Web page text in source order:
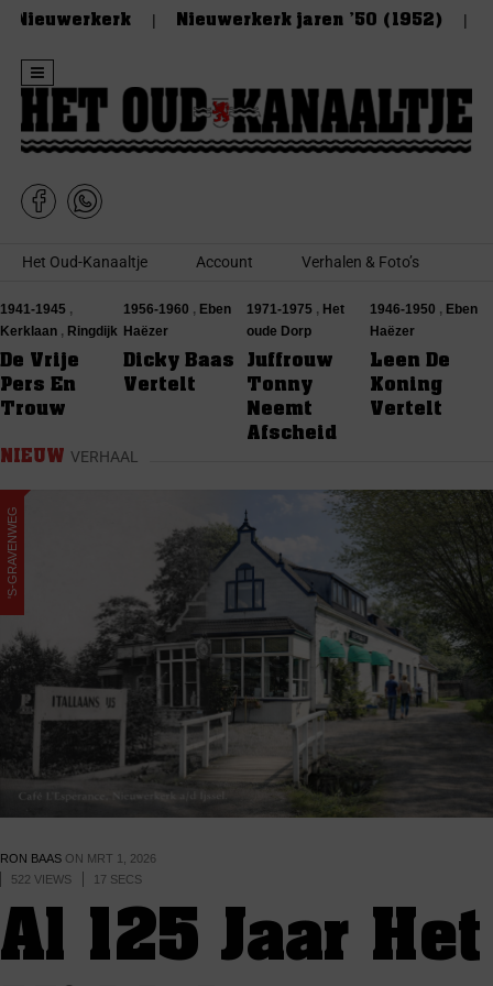
Nieuwerkerk jaren ’50 (1952)
Skip to content
Het Oud-Kanaaltje Account Verhalen & Foto’s
1941-1945 ,
Kerklaan , Ringdijk
De Vrije
Pers En
Trouw
1956-1960 , Eben
Haëzer
Dicky Baas
Vertelt
1971-1975 , Het
oude Dorp
Juffrouw
Tonny
Neemt
Afscheid
1946-1950 , Eben
Haëzer
Leen De
Koning
Vertelt
NIEUW VERHAAL
'S-GRAVENWEG
RON BAAS ON MRT 1, 2026
522 VIEWS
17 SECS
Al 125 Jaar Het